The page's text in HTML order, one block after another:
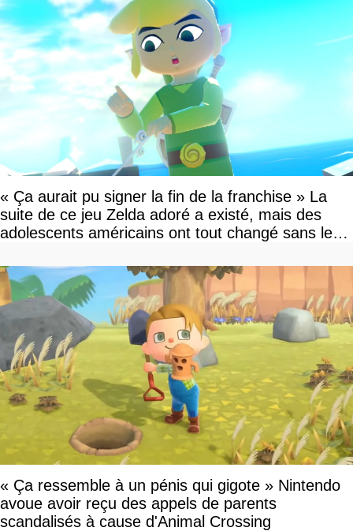
« Ça aurait pu signer la fin de la franchise » La
suite de ce jeu Zelda adoré a existé, mais des
adolescents américains ont tout changé sans le
« Ça ressemble à un pénis qui gigote » Nintendo
avoue avoir reçu des appels de parents
scandalisés à cause d'Animal Crossing